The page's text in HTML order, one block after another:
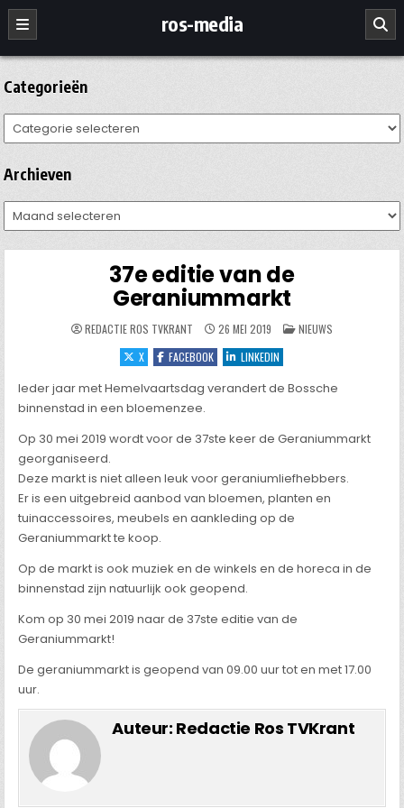
Ga
naar
de
inhoud
ros-media
Categorieën
Categorieën
Archieven
Archieven
37e editie van de
Geraniummarkt
REDACTIE ROS TVKRANT 26 MEI 2019 GEPLAATST
IN
NIEUWS
X
FACEBOOK LINKEDIN
Ieder jaar met Hemelvaartsdag verandert de Bossche
binnenstad in een bloemenzee.
Op 30 mei 2019 wordt voor de 37ste keer de Geraniummarkt
georganiseerd.
Deze markt is niet alleen leuk voor geraniumliefhebbers.
Er is een uitgebreid aanbod van bloemen, planten en
tuinaccessoires, meubels en aankleding op de
Geraniummarkt te koop.
Op de markt is ook muziek en de winkels en de horeca in de
binnenstad zijn natuurlijk ook geopend.
Kom op 30 mei 2019 naar de 37ste editie van de
Geraniummarkt!
De geraniummarkt is geopend van 09.00 uur tot en met 17.00
uur.
Auteur: Redactie Ros TVKrant